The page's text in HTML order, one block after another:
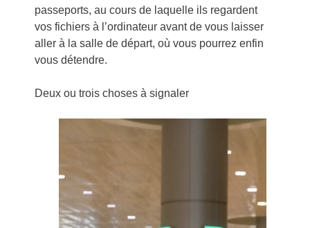
passeports, au cours de laquelle ils regardent
vos fichiers à l’ordinateur avant de vous laisser
aller à la salle de départ, où vous pourrez enfin
vous détendre.
Deux ou trois choses à signaler